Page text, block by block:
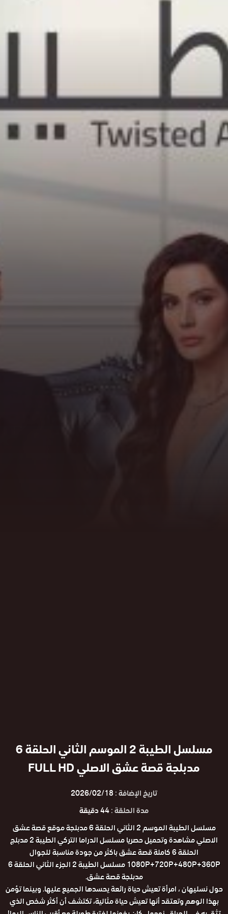
مسلسل الطيبة 2 الموسم الثاني الحلقة 6
مدبلجة قصة عشق الاصلي FULL HD
تاريخ الإضافة :2026/02/18
مدة الحلقة :44 دقيقة
مسلسل الطيبة الموسم 2 الثاني الحلقة 6 مدبلجة موقع قصة عشق
الاصلي مشاهدة وتحميل حصريا مسلسل الدراما التركي الطيبة 2 مدبلج
الحلقة 6 كاملة قصة عشق باكثر من جودة مناسبة للجوال
1080P+720P+480P+360P مسلسل الطيبة 2 الجزء الثاني الحلقة 6
مدبلجة قصة عشق.
حول نسليهان ، امرأة تعيش حياة رائعة يحسدها الجميع عليها. وبينما تؤمن
بهذا الوهم وتعتقد أنها تعيش حياة مثالية، تكتشف أن أكثر شخص الذي